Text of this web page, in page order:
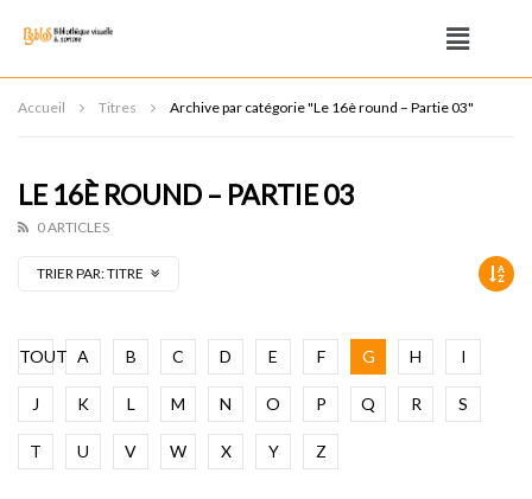
Accueil Titres Archive par catégorie "Le 16è round – Partie 03"
LE 16È ROUND – PARTIE 03
0 ARTICLES
TRIER PAR:TITRE
TOUT A B C D E F G H I
J K L M N O P Q R S
T U V W X Y Z